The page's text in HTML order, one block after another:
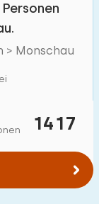
> Monschau
1417